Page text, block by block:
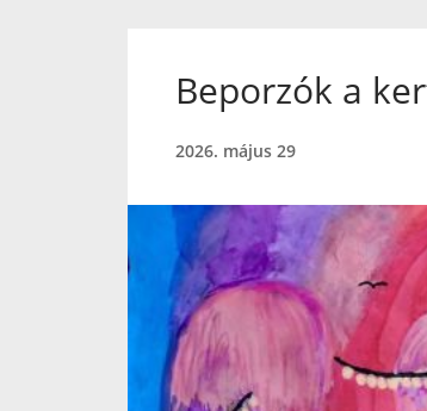
Beporzók a
2026. május 29